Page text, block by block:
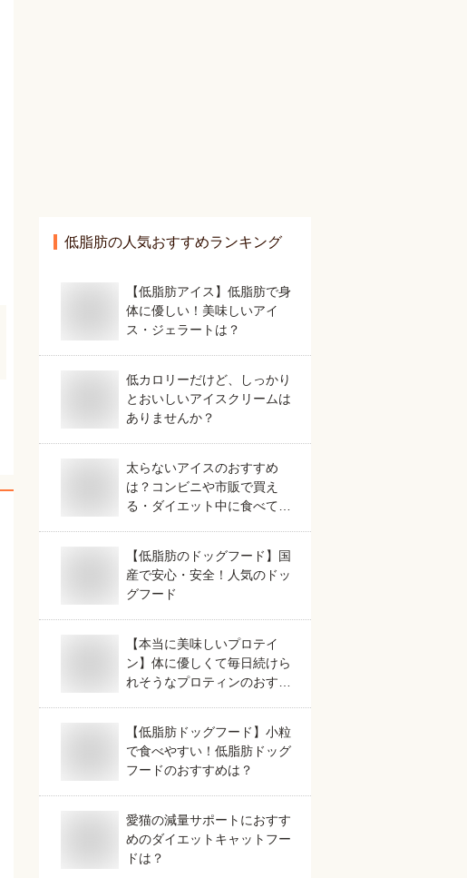
低脂肪の人気おすすめランキング
【低脂肪アイス】低脂肪で身
体に優しい！美味しいアイ
ス・ジェラートは？
低カロリーだけど、しっかり
とおいしいアイスクリームは
ありませんか？
太らないアイスのおすすめ
は？コンビニや市販で買え
る・ダイエット中に食べてい
【低脂肪のドッグフード】国
産で安心・安全！人気のドッ
グフード
【本当に美味しいプロテイ
ン】体に優しくて毎日続けら
れそうなプロティンのおすす
【低脂肪ドッグフード】小粒
で食べやすい！低脂肪ドッグ
フードのおすすめは？
愛猫の減量サポートにおすす
めのダイエットキャットフー
ドは？